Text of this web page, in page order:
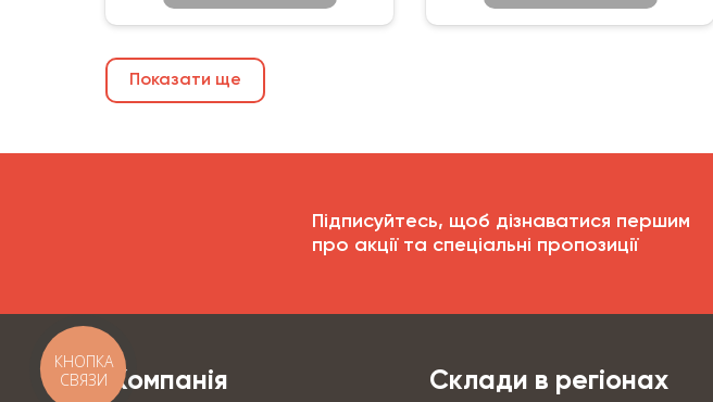
Показати ще
Підписуйтесь, щоб дізнаватися першим
про акції та спеціальні пропозиції
Компанія Склади в регіонах
КНОПКА
СВЯЗИ